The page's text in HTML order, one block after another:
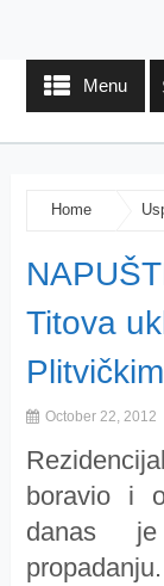
Menu
Home
Titova
October 22, 2012
boravio i
danas
propadanju.